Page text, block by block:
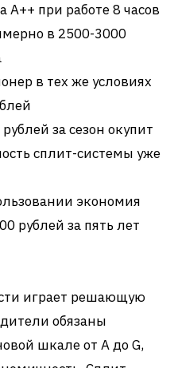
A++ при работе 8 часов
в 2500-3000
в тех же условиях
за сезон окупит
сплит-системы уже
экономия
рублей за пять лет
играет решающую
обязаны
шкале от A до G,